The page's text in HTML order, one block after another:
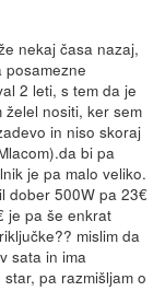
nekaj časa nazaj,
2 leti, s tem da je
nositi, ker sem
in niso skoraj
bi pa
je pa malo veliko.
dober 500W pa 23€
je pa še enkrat
mislim da
sata in ima
pa razmišljam o